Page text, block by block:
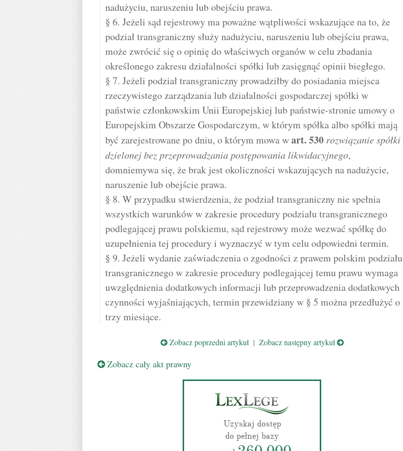
nadużyciu, naruszeniu lub obejściu prawa.
§ 6. Jeżeli sąd rejestrowy ma poważne wątpliwości wskazujące na to, że
podział transgraniczny służy nadużyciu, naruszeniu lub obejściu prawa,
może zwrócić się o opinię do właściwych organów w celu zbadania
określonego zakresu działalności spółki lub zasięgnąć opinii biegłego.
§ 7. Jeżeli podział transgraniczny prowadziłby do posiadania miejsca
rzeczywistego zarządzania lub działalności gospodarczej spółki w
państwie członkowskim Unii Europejskiej lub państwie-stronie umowy o
Europejskim Obszarze Gospodarczym, w którym spółka albo spółki mają
być zarejestrowane po dniu, o którym mowa wart. 530 rozwiązanie spółki
dzielonej bez przeprowadzania postępowania likwidacyjnego,
domniemywa się, że brak jest okoliczności wskazujących na nadużycie,
naruszenie lub obejście prawa.
§ 8. W przypadku stwierdzenia, że podział transgraniczny nie spełnia
wszystkich warunków w zakresie procedury podziału transgranicznego
podlegającej prawu polskiemu, sąd rejestrowy może wezwać spółkę do
uzupełnienia tej procedury i wyznaczyć w tym celu odpowiedni termin.
§ 9. Jeżeli wydanie zaświadczenia o zgodności z prawem polskim podziału
transgranicznego w zakresie procedury podlegającej temu prawu wymaga
uwzględnienia dodatkowych informacji lub przeprowadzenia dodatkowych
czynności wyjaśniających, termin przewidziany w § 5 można przedłużyć o
trzy miesiące.
Zobacz poprzedni artykuł| Zobacz następny artykuł
Zobacz cały akt prawny
Uzyskaj dostęp
do pełnej bazy